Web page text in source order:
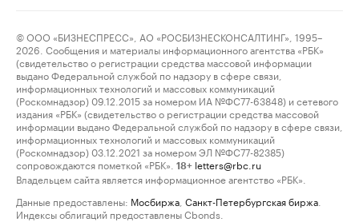
© ООО «БИЗНЕСПРЕСС», АО «РОСБИЗНЕСКОНСАЛТИНГ», 1995–
2026. Сообщения и материалы информационного агентства «РБК»
(свидетельство о регистрации средства массовой информации
выдано Федеральной службой по надзору в сфере связи,
информационных технологий и массовых коммуникаций
(Роскомнадзор) 09.12.2015 за номером ИА №ФС77-63848) и сетевого
издания «РБК» (свидетельство о регистрации средства массовой
информации выдано Федеральной службой по надзору в сфере связи,
информационных технологий и массовых коммуникаций
(Роскомнадзор) 03.12.2021 за номером ЭЛ №ФС77-82385)
сопровождаются пометкой «РБК».
18+ letters@rbc.ru
Владельцем сайта является информационное агентство «РБК».
Данные предоставлены: Мосбиржа Санкт-Петербургская биржа
Индексы облигаций предоставлены Cbonds.